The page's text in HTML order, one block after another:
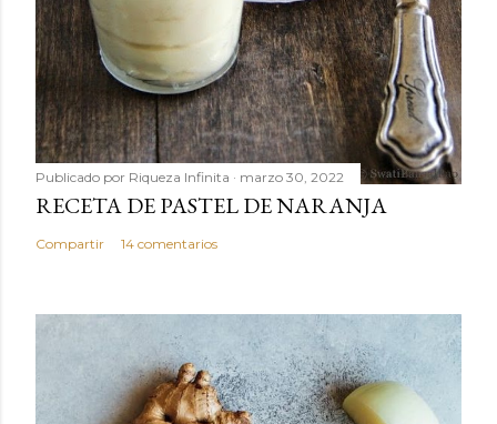
Publicado por Riqueza Infinita marzo 30, 2022
RECETA DE PASTEL DE NARANJA
Compartir 14 comentarios